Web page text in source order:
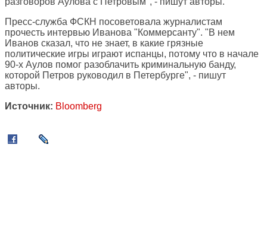
Пресс-служба ФСКН посоветовала журналистам
прочесть интервью Иванова "Коммерсанту". "В нем
Иванов сказал, что не знает, в какие грязные
политические игры играют испанцы, потому что в начале
90-х Аулов помог разоблачить криминальную банду,
которой Петров руководил в Петербурге", - пишут
авторы.
Источник: Bloomberg